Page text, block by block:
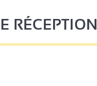
RÉCEPTION